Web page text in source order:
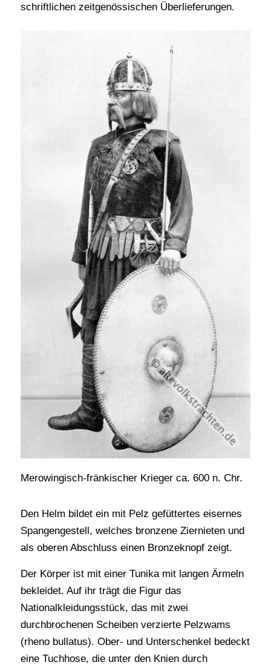
schriftlichen zeitgenössischen Überlieferungen.
Merowingisch-fränkischer Krieger ca. 600 n. Chr.
Den Helm bildet ein mit Pelz gefüttertes eisernes
Spangengestell, welches bronzene Ziernieten und
als oberen Abschluss einen Bronzeknopf zeigt.
Der Körper ist mit einer Tunika mit langen Ärmeln
bekleidet. Auf ihr trägt die Figur das
Nationalkleidungsstück, das mit zwei
durchbrochenen Scheiben verzierte Pelzwams
(rheno bullatus). Ober- und Unterschenkel bedeckt
eine Tuchhose, die unter den Knien durch